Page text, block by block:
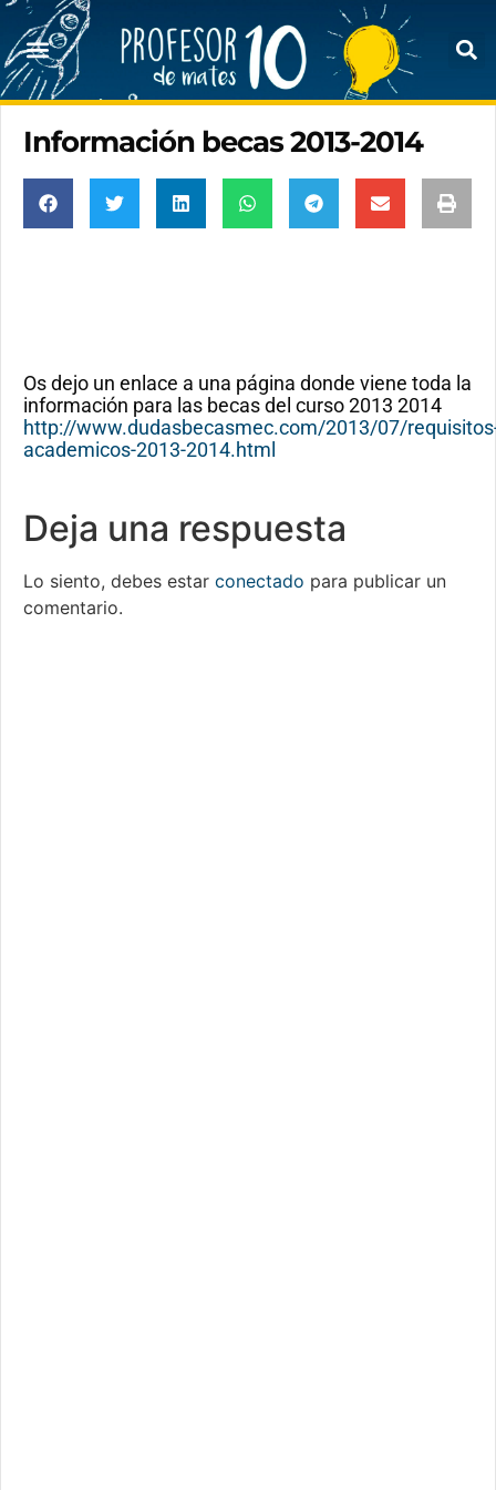
Información becas 2013-2014
Os dejo un enlace a una página donde viene toda la
información para las becas del curso 2013 2014
http://www.dudasbecasmec.com/2013/07/
academicos-2013-2014.html
Deja una respuesta
Lo siento, debes estar conectado para publicar un
comentario.